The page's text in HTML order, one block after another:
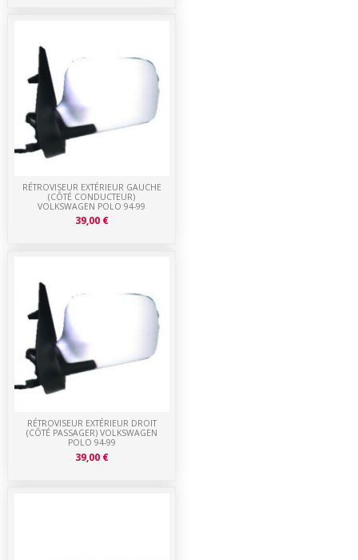
RÉTROVISEUR EXTÉRIEUR DROIT
(CÔTÉ PASSAGER) VOLKSWAGEN
POLO 94-99
39,00 €
RÉTROVISEUR EXTÉRIEUR GAUCHE
(CÔTÉ CONDUCTEUR)
VOLKSWAGEN POLO 94-99
39,00 €